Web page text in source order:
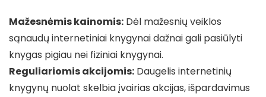
Mažesnėmis kainomis: Dėl mažesnių veiklos
sąnaudų internetiniai knygynai dažnai gali pasiūlyti
knygas pigiau nei fiziniai knygynai.
Reguliariomis akcijomis: Daugelis internetinių
knygynų nuolat skelbia įvairias akcijas, išpardavimus